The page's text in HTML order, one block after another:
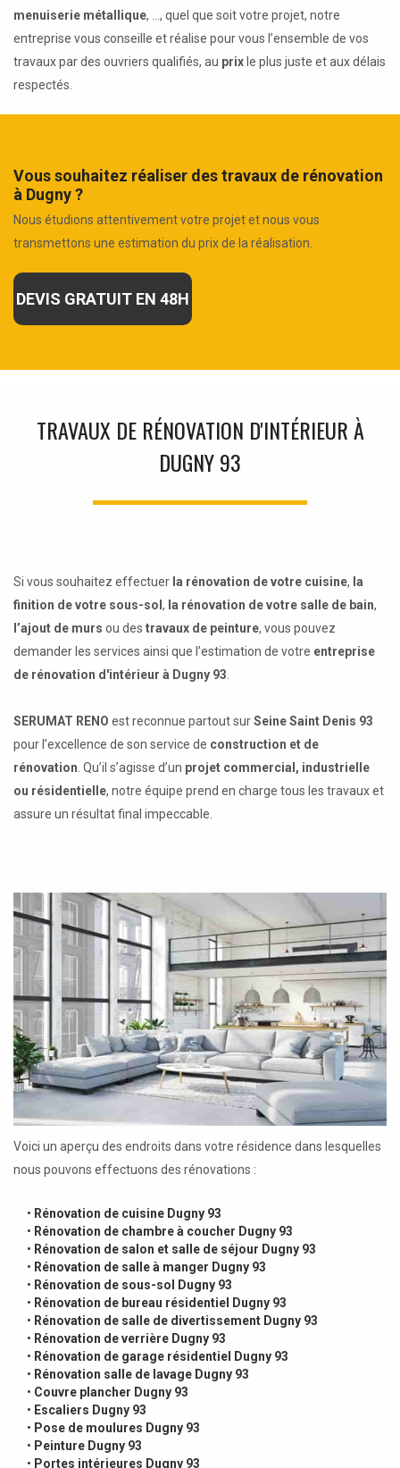
menuiserie métallique, ..., quel que soit votre projet, notre
entreprise vous conseille et réalise pour vous l’ensemble de vos
travaux par des ouvriers qualifiés, au prix le plus juste et aux délais
respectés.
Vous souhaitez réaliser des travaux de rénovation
à Dugny ?
Nous étudions attentivement votre projet et nous vous
transmettons une estimation du prix de la réalisation.
DEVIS GRATUIT EN 48H
TRAVAUX DE RÉNOVATION D'INTÉRIEUR À
DUGNY 93
Si vous souhaitez effectuer la rénovation de votre cuisine, la
finition de votre sous-sol , la rénovation de votre salle de bain,
l’ajout de murs ou des travaux de peinture, vous pouvez
demander les services ainsi que l’estimation de votre entreprise
de rénovation d'intérieur à Dugny 93
SERUMAT RENO est reconnue partout surSeine Saint Denis 93
pour l’excellence de son service de construction et de
rénovation . Qu’il s’agisse d’un projet commercial, industrielle
ou résidentielle, notre équipe prend en charge tous les travaux et
assure un résultat final impeccable.
Voici un aperçu des endroits dans votre résidence dans lesquelles
nous pouvons effectuons des rénovations :
• Rénovation de cuisine Dugny 93
• Rénovation de chambre à coucher Dugny 93
• Rénovation de salon et salle de séjour Dugny 93
• Rénovation de salle à manger Dugny 93
• Rénovation de sous-sol Dugny 93
• Rénovation de bureau résidentiel Dugny 93
• Rénovation de salle de divertissement Dugny 93
• Rénovation de verrière Dugny 93
• Rénovation de garage résidentiel Dugny 93
• Rénovation salle de lavage Dugny 93
• Couvre plancher Dugny 93
• Escaliers Dugny 93
• Pose de moulures Dugny 93
• Peinture Dugny 93
• Portes intérieures Dugny 93